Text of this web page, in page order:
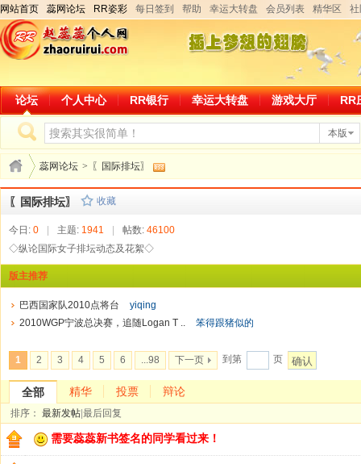
网站首页 蕊网论坛 RR姿彩 每日签到 帮助 幸运大转盘 会员列表 精华区
论坛 个人中心 RR银行 幸运大转盘 游戏大厅 RR
本版
蕊网论坛 > 〖国际排坛〗
〖国际排坛〗 收藏
今日: 0 主题: 1941 帖数: 46100
◇纵论国际女子排坛动态及花絮◇
版主推荐
巴西国家队2010点将台
yiqing
2010WGP宁波总决赛，追随Logan T ..
笨得跟猪似的
1 2 3 4 5 6 ...98 下一页 到第 页 确认
全部 精华 投票 辩论
排序： 最新发帖 最后回复
需要蕊蕊新书签名的同学看过来！